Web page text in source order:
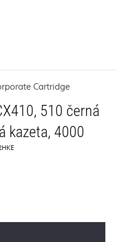
Cartridge
510 černá
kazeta, 4000